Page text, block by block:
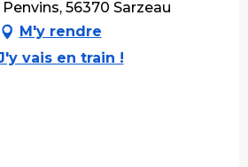
56370 Sarzeau
M'y rendre
vais en train !